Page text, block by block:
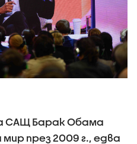
САЩ Барак Обама
през 2009 г., едва